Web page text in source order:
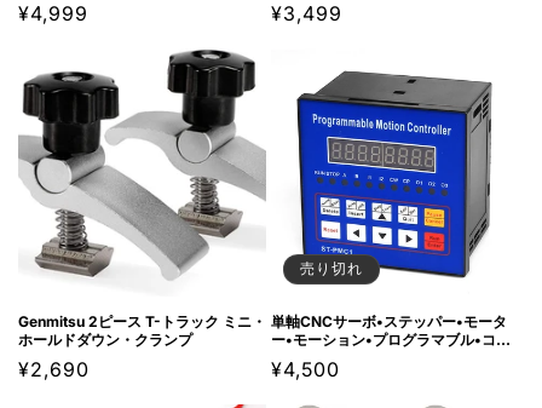
通
価
格
¥4,999
通
¥3,499
Genmitsu 2ピース T-トラック ミニ・
ホールドダウン・クランプ
通
¥2,690
売り切れ
単軸CNCサーボ•ステッパー•モータ
ー•モーション•プログラマブル•コン
トローラー
通
¥4,500